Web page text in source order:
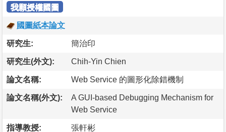
我願授權國圖
國圖紙本論文
研究生: 簡治印
研究生(外文): Chih-Yin Chien
論文名稱: Web Service 的圖形化除錯機制
論文名稱(外文):
A GUI-based Debugging Mechanism for
Web Service
指導教授: 張軒彬